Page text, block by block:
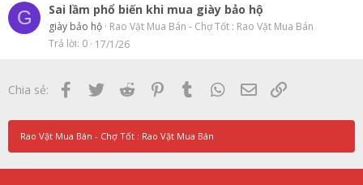
G Sai lầm phổ biến khi mua giày bảo hộ
giày bảo hộ Rao Vặt Mua Bán - Chợ Tốt : Rao Vặt Mua Bán
Trả lời 0 17/1/26
Chia sẻ: Facebook
Twitter Reddit PinterestTumblr WhatsApp
Email
Rao Vặt Mua Bán - Chợ Tốt : Rao Vặt Mua Bán